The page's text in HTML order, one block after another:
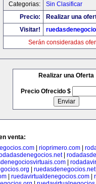
Categorias:
Sin Clasificar
Precio:
Realizar una
Visitar!
Serán consideradas
Realizar una Oferta
Precio Ofrecido $
venta:
rioprimero.com
|
|
ruedasdenegocios.net
| ruedavirtualdenegocios.com|